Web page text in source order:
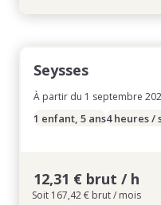
Seysses
À partir du 1 septembre
1 enfant, 5 ans4 heures /
12,31 € brut / h
Soit 167,42 € brut / mois